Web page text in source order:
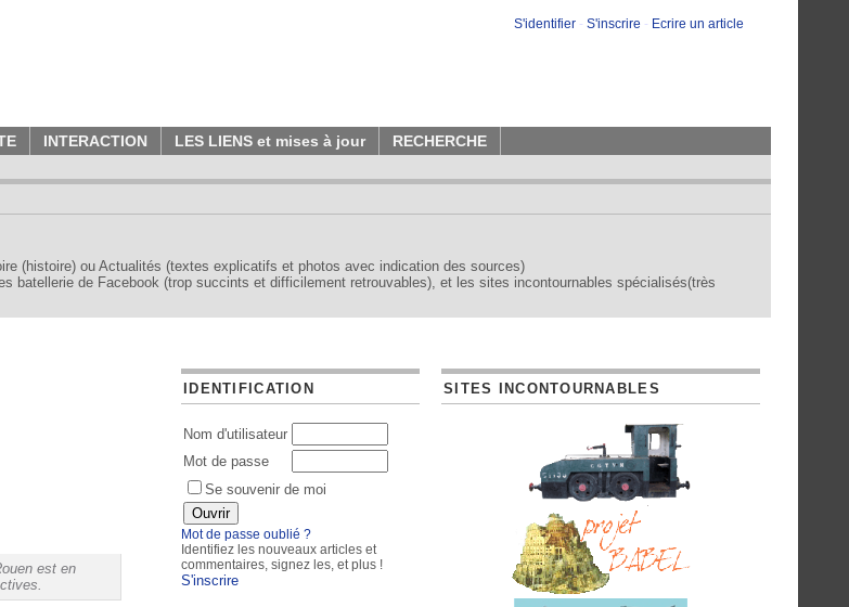
S'identifier - S'inscrire - Ecrire un article
INTERACTION LES LIENS et mises à jour RECHERCHE
(histoire) ou Actualités (textes explicatifs et photos avec indication des sources)
batellerie de Facebook (trop succints et difficilement retrouvables), et les sites incontournables spécialisés(très
est en
IDENTIFICATION
Nom d'utilisateur
Mot de passe
Se souvenir de moi
Mot de passe oublié ?
Identifiez les nouveaux articles et
commentaires, signez les, et plus !
S'inscrire
SITES INCONTOURNABLES